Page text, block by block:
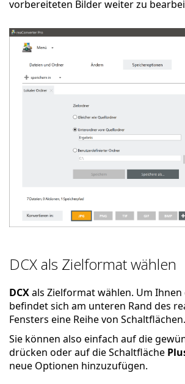
vorbereiteten Bilder weiter zu
DCX als Zielformat wählen
DCXals Zielformat wählen. Um Ihnen
befindet sich am unteren Rand des
Fensters eine Reihe von Schaltflächen.
Sie können also einfach auf die
drücken oder auf die Schaltfläche
neue Optionen hinzuzufügen.